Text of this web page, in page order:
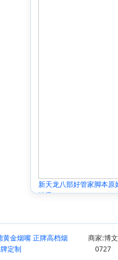
新天龙八部好管家脚本
续费
黄金烟嘴 正牌高档烟
定制
商家:博文
0727